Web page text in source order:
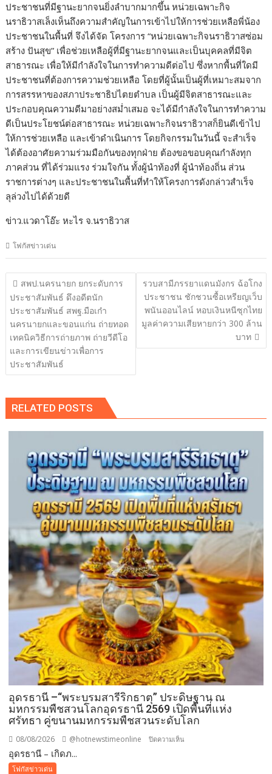
ประชาชนที่มีฐานะยากจนยิ่งลำบากมากขึ้น หน่วยเฉพาะกิจ
นราธิวาสเล็งเห็นถึงความสำคัญในการเข้าไปให้การช่วยเหลือพี่น้อง
ประชาชนในพื้นที่ จึงได้จัด โครงการ “หน่วยเฉพาะกิจนราธิวาสซ่อม
สร้าง ปันสุข” เพื่อช่วยเหลือผู้ที่มีฐานะยากจนและเป็นบุคคลที่มีจิต
สาธารณะ เพื่อให้มีกำลังใจในการทำความดีต่อไป ซึ่งหากพื้นที่ใดมี
ประชาชนที่ต้องการความช่วยเหลือ โดยที่ผู้นั้นเป็นผู้ที่เหมาะสมจาก
การสรรหาของสภาประชาธิปไตยตำบล เป็นผู้มีจิตสาธารณะและ
ประกอบคุณความดีมาอย่างสม่ำเสมอ จะได้มีกำลังใจในการทำความ
ดีเป็นประโยชน์ต่อสาธารณะ หน่วยเฉพาะกิจนราธิวาสก็ยินดีเข้าไป
ให้การช่วยเหลือ และเข้าดำเนินการ โดยกิจกรรมในวันนี้ จะสำเร็จ
ได้ต้องอาศัยความร่วมมือกันของทุกฝ่าย ต้องขอขอบคุณกำลังทุก
ภาคส่วน ที่ได้ร่วมแรง ร่วมใจกัน ทั้งผู้นำท้องที่ ผู้นำท้องถิ่น ส่วน
ราชการต่างๆ และประชาชนในพื้นที่ทำให้โครงการดังกล่าวสำเร็จ
ลุล่วงไปได้ด้วยดี
ข่าว.แวดาโอ๊ะ หะไร จ.นราธิวาส
โฟกัสข่าวเด่น
แนะแนว
เรื่อง
สพป.นครนายก ยกระดับการ
ประชาสัมพันธ์ ดึงอดีตนัก
ประชาสัมพันธ์ สพฐ.มือเก๋า
นครนายกและขอนแก่น ถ่ายทอด
เทคนิควิธีการถ่ายภาพ ถ่ายวีดีโอ
และการเขียนข่าวเพื่อการ
ประชาสัมพันธ์
รวบสามีภรรยาแดนมังกร ฉ้อโกง
ประชาชน ชักชวนซื้อเหรียญเว็บ
พนันออนไลน์ หอบเงินหนีซุกไทย
มูลค่าความเสียหายกว่า 300 ล้าน
บาท
RELATED POSTS
อุดรธานี –“พระบรมสารีริกธาตุ” ประดิษฐาน ณ
มหกรรมพืชสวนโลกอุดรธานี 2569 เปิดพื้นที่แห่ง
ศรัทธา คู่ขนานมหกรรมพืชสวนระดับโลก
08/08/2026 @hotnewstimeonline ปิดความเห็น
อุดรธานี – เกิดภ...
โฟกัสข่าวเด่น